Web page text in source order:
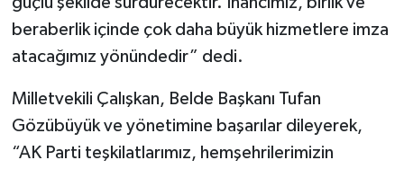
beraberlik içinde çok daha büyük hizmetlere imza
atacağımız yönündedir” dedi.
Milletvekili Çalışkan, Belde Başkanı Tufan
Gözübüyük ve yönetimine başarılar dileyerek,
“AK Parti teşkilatlarımız, hemşehrilerimizin